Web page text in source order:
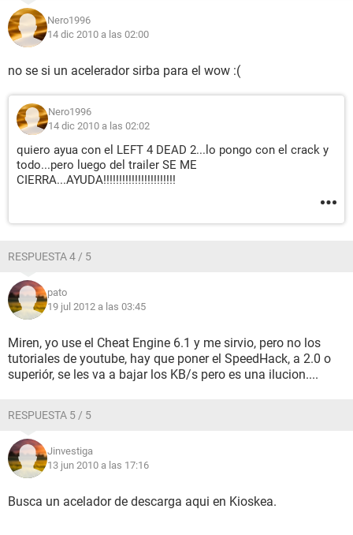
Nero1996
14 dic 2010 a las 02:00
no se si un acelerador sirba para el wow :(
Nero1996
14 dic 2010 a las 02:02
quiero ayua con el LEFT 4 DEAD 2...lo pongo con el crack y
todo...pero luego del trailer SE ME
CIERRA...AYUDA!!!!!!!!!!!!!!!!!!!!!!!
RESPUESTA 4 / 5
pato
19 jul 2012 a las 03:45
Miren, yo use el Cheat Engine 6.1 y me sirvio, pero no los
tutoriales de youtube, hay que poner el SpeedHack, a 2.0 o
superiór, se les va a bajar los KB/s pero es una ilucion....
RESPUESTA 5 / 5
Jinvestiga
13 jun 2010 a las 17:16
Busca un acelador de descarga aqui en Kioskea.